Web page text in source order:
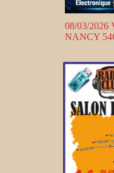
08/03/2026
NANCY